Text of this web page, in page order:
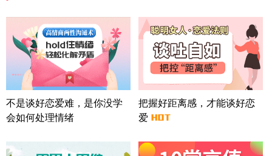
情感方案
北京-朝阳 151****3189
22分钟前
微信用户 巧?媚儿 通过此页面咨询，已获得专属情感
方案
上海-浦东 177****9074
56分钟前
微信用户 Liberty 通过此页面咨询，已获得专属情感
方案
广东-广州 188****5632
不是谈好恋爱难，是你没学
会如何处理情绪
把握好距离感，才能谈好恋
爱